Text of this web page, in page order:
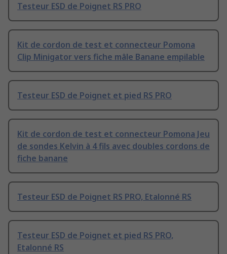
Testeur ESD de Poignet RS PRO
Kit de cordon de test et connecteur Pomona
Clip Minigator vers fiche mâle Banane empilable
Testeur ESD de Poignet et pied RS PRO
Kit de cordon de test et connecteur Pomona Jeu
de sondes Kelvin à 4 fils avec doubles cordons de
fiche banane
Testeur ESD de Poignet RS PRO, Etalonné RS
Testeur ESD de Poignet et pied RS PRO,
Etalonné RS